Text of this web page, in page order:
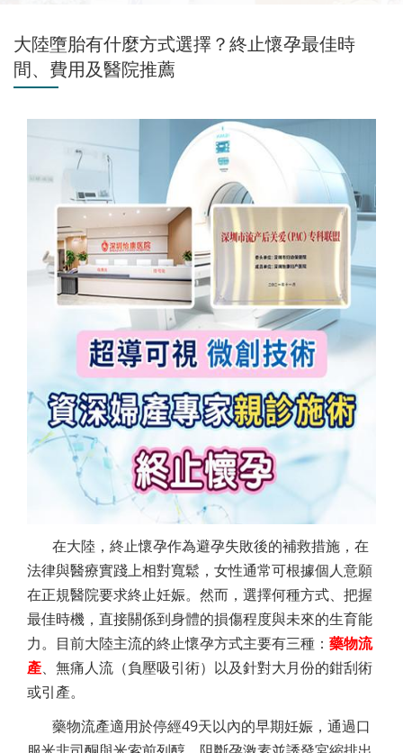
大陸墮胎有什麼方式選擇？終止懷孕最佳時
間、費用及醫院推薦
在大陸，終止懷孕作為避孕失敗後的補救措施，在
法律與醫療實踐上相對寬鬆，女性通常可根據個人意願
在正規醫院要求終止妊娠。然而，選擇何種方式、把握
最佳時機，直接關係到身體的損傷程度與未來的生育能
力。目前大陸主流的終止懷孕方式主要有三種： 藥物流
產、無痛人流（負壓吸引術）以及針對大月份的鉗刮術
或引產。
藥物流產適用於停經49天以內的早期妊娠，通過口